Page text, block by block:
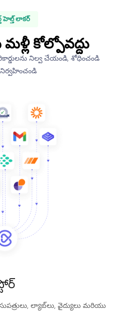
హెల్త్ లాకర్
మళ్లీ కోల్పోవద్దు
నిల్వ చేయండి, శోధించండి
ల్యాబ్‌లు, వైద్యులు మరియు